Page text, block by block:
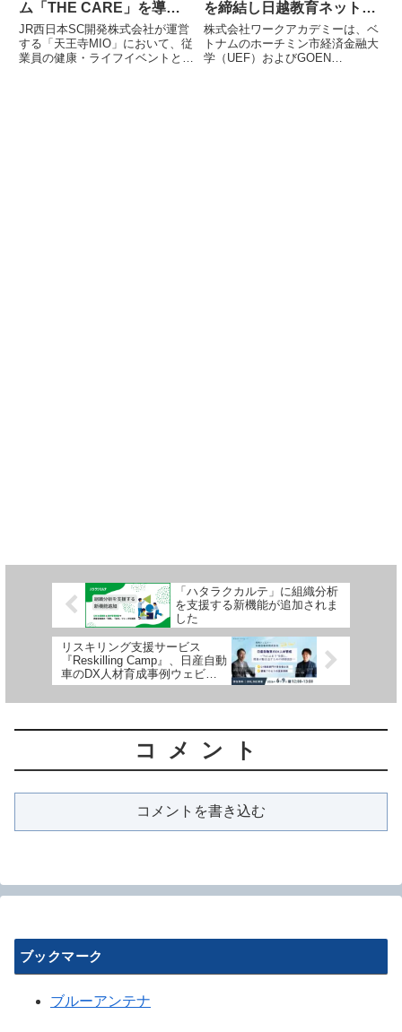
ム「THE CARE」を導入 –
ルクア大阪での実績を拡張
し、商業施設全体で人的資
本経営を推進
JR西日本SC開発株式会社が運営
する「天王寺MIO」において、従
業員の健康・ライフイベントと仕
を締結し日越教育ネットワ
ークを拡大
株式会社ワークアカデミーは、ベ
トナムのホーチミン市経済金融大
学（UEF）およびGOEN
「ハタラクカルテ」に組織分析
を支援する新機能が追加されま
した
リスキリング支援サービス
『Reskilling Camp』、日産自動
車のDX人材育成事例ウェビナ
ーを6月9日に開催
コメント
コメントを書き込む
ブックマーク
ブルーアンテナ